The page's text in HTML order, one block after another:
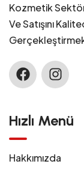
Kozmetik
Ve Satışını
Hızlı Menü
Hakkımızda